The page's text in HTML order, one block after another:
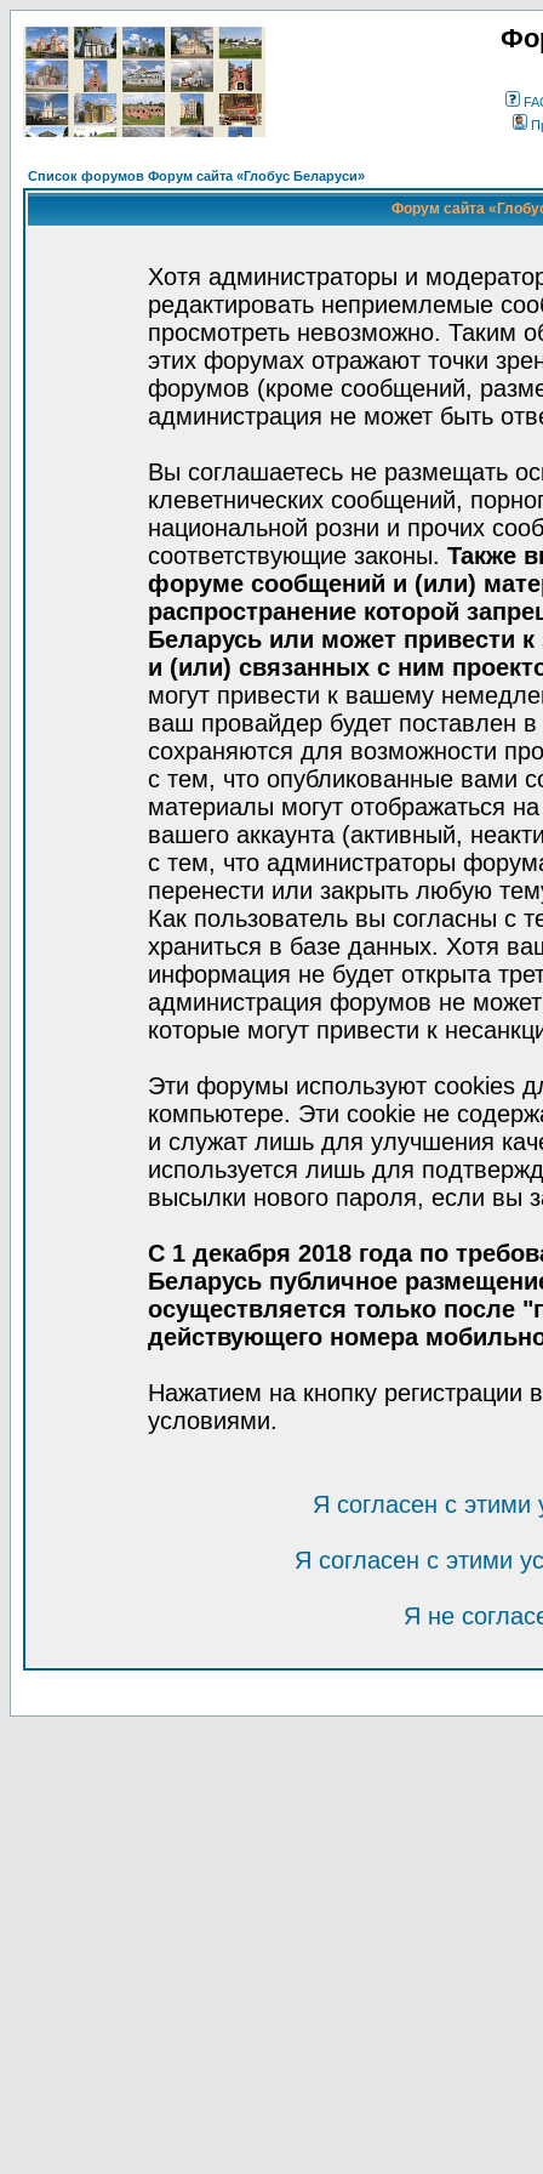
Список форумов Форум сайта «Глобус Беларуси»
Форум сайта
Хотя администраторы и
редактировать неприемлемые
просмотреть невозможно. Таким
этих форумах отражают точки
форумов (кроме сообщений,
администрация не может быть
Вы соглашаетесь не размещать
клеветнических сообщений,
национальной розни и прочих
соответствующие законы. Также
форуме сообщений и (или)
распространение которой
Беларусь или может привести
и (или) связанных с ним
могут привести к вашему
ваш провайдер будет поставлен
сохраняются для возможности
с тем, что опубликованные вами
материалы могут отображаться
вашего аккаунта (активный,
с тем, что администраторы
перенести или закрыть любую
Как пользователь вы согласны с
храниться в базе данных. Хотя
информация не будет открыта
администрация форумов не может
которые могут привести к
Эти форумы используют cookies
компьютере. Эти cookie не
и служат лишь для улучшения
используется лишь для
высылки нового пароля, если вы
С 1 декабря 2018 года по
Беларусь публичное
осуществляется только после
действующего номера
Нажатием на кнопку регистрации
условиями.
Я согласен с
Я согласен с этими
Я не